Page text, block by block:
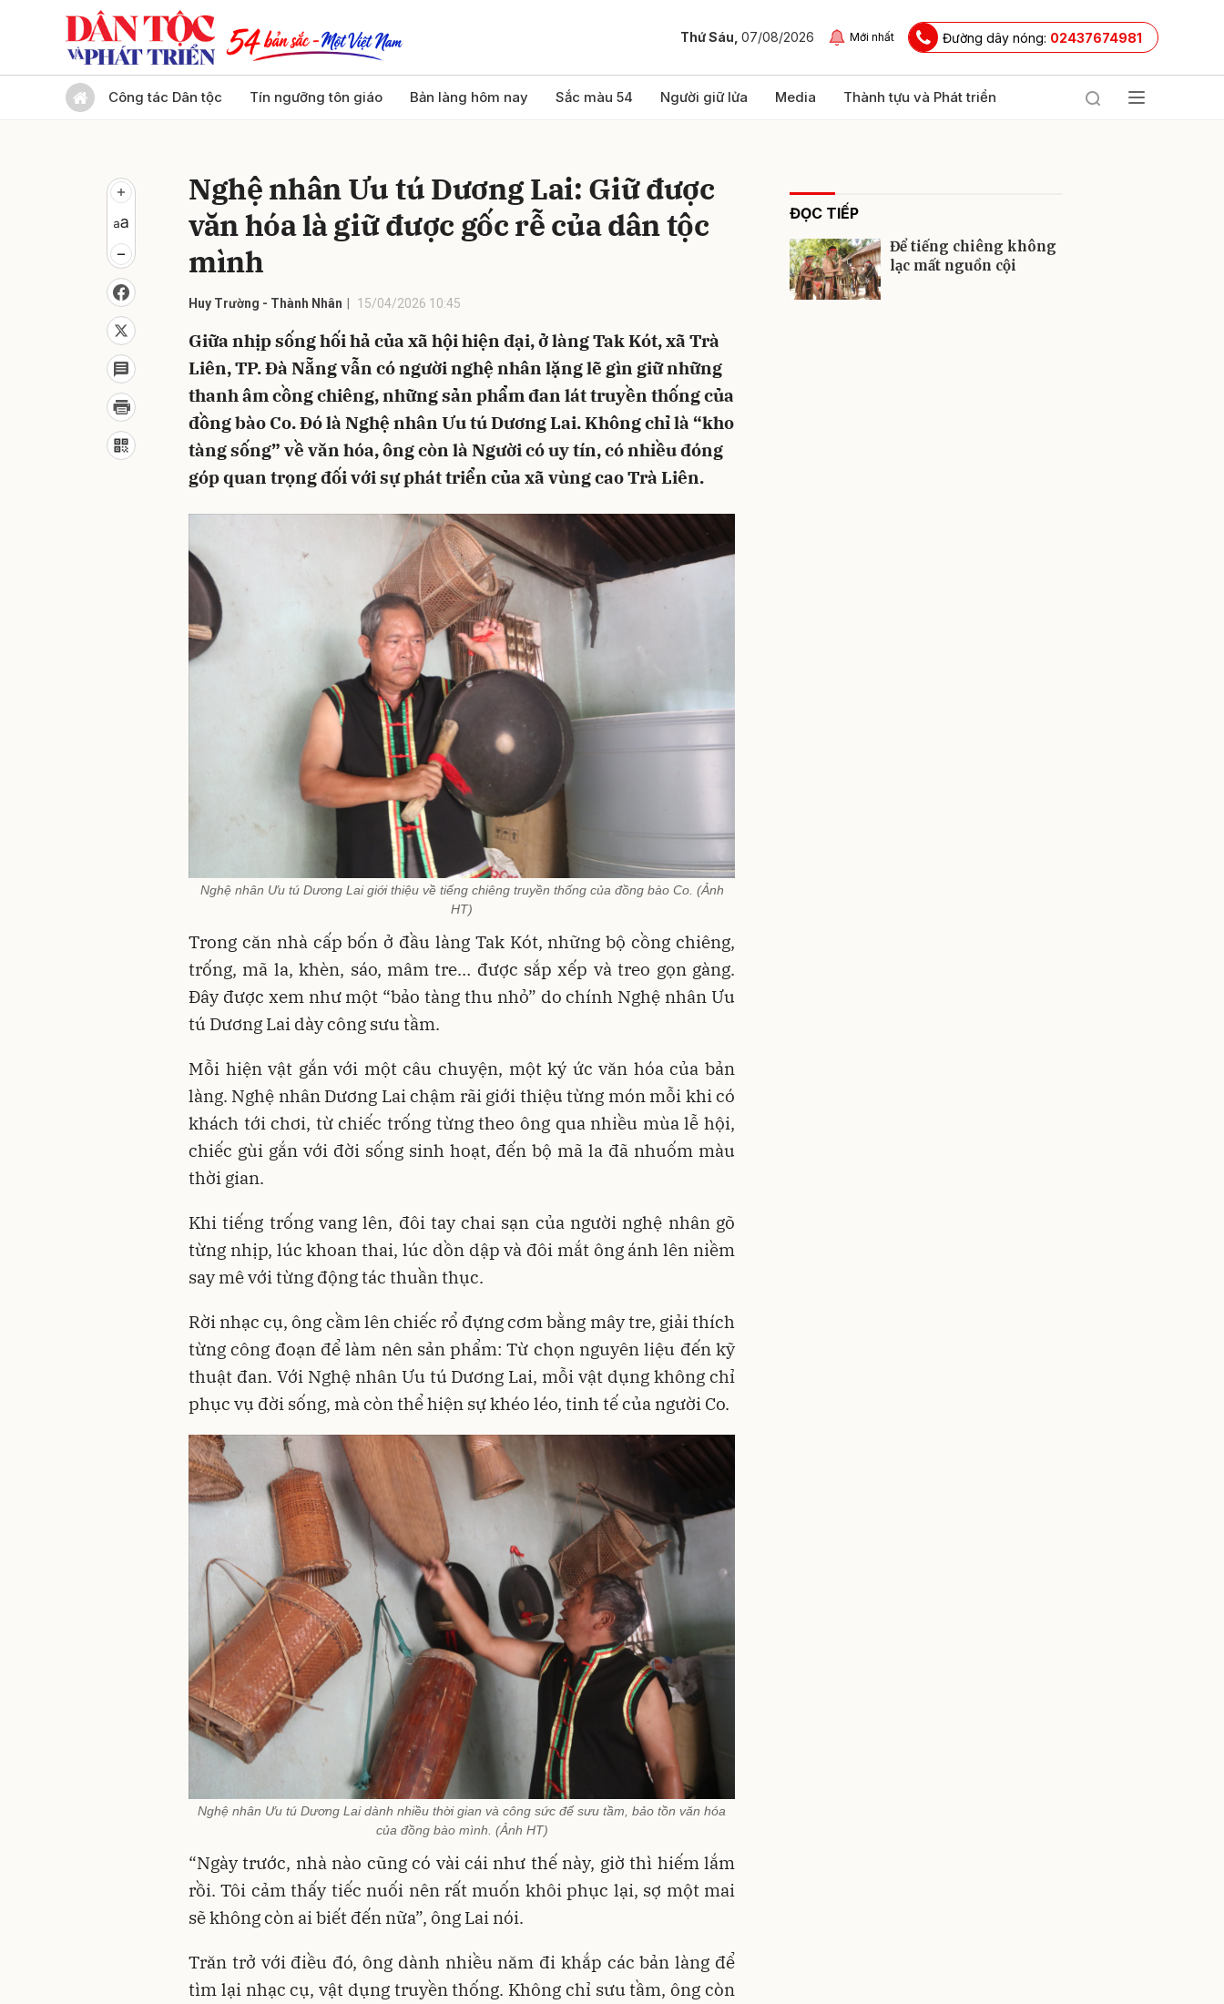
Thứ Sáu, 07/08/2026 Mới nhất Đường dây nóng: 02437674981
Công tác Dân tộc Tín ngưỡng tôn giáo Bản làng hôm nay Sắc màu 54 Người giữ lửa Media Thành tựu và Phát triển
Nghệ nhân Ưu tú Dương Lai: Giữ được
văn hóa là giữ được gốc rễ của dân tộc
mình
Huy Trường - Thành Nhân 15/04/2026 10:45
Giữa nhịp sống hối hả của xã hội hiện đại, ở làng Tak Kót, xã Trà
Liên, TP. Đà Nẵng vẫn có người nghệ nhân lặng lẽ gìn giữ những
thanh âm cồng chiêng, những sản phẩm đan lát truyền thống của
đồng bào Co. Đó là Nghệ nhân Ưu tú Dương Lai. Không chỉ là “kho
tàng sống” về văn hóa, ông còn là Người có uy tín, có nhiều đóng
góp quan trọng đối với sự phát triển của xã vùng cao Trà Liên.
Nghệ nhân Ưu tú Dương Lai giới thiệu về tiếng chiêng truyền thống của đồng bào Co. (Ảnh
HT)
Trong căn nhà cấp bốn ở đầu làng Tak Kót, những bộ cồng chiêng,
trống, mã la, khèn, sáo, mâm tre… được sắp xếp và treo gọn gàng.
Đây được xem như một “bảo tàng thu nhỏ” do chính Nghệ nhân Ưu
tú Dương Lai dày công sưu tầm.
Mỗi hiện vật gắn với một câu chuyện, một ký ức văn hóa của bản
làng. Nghệ nhân Dương Lai chậm rãi giới thiệu từng món mỗi khi có
khách tới chơi, từ chiếc trống từng theo ông qua nhiều mùa lễ hội,
chiếc gùi gắn với đời sống sinh hoạt, đến bộ mã la đã nhuốm màu
thời gian.
Khi tiếng trống vang lên, đôi tay chai sạn của người nghệ nhân gõ
từng nhịp, lúc khoan thai, lúc dồn dập và đôi mắt ông ánh lên niềm
say mê với từng động tác thuần thục.
Rời nhạc cụ, ông cầm lên chiếc rổ đựng cơm bằng mây tre, giải thích
từng công đoạn để làm nên sản phẩm: Từ chọn nguyên liệu đến kỹ
thuật đan. Với Nghệ nhân Ưu tú Dương Lai, mỗi vật dụng không chỉ
phục vụ đời sống, mà còn thể hiện sự khéo léo, tinh tế của người Co.
Nghệ nhân Ưu tú Dương Lai dành nhiều thời gian và công sức để sưu tầm, bảo tồn văn hóa
của đồng bào mình. (Ảnh HT)
“Ngày trước, nhà nào cũng có vài cái như thế này, giờ thì hiếm lắm
rồi. Tôi cảm thấy tiếc nuối nên rất muốn khôi phục lại, sợ một mai
sẽ không còn ai biết đến nữa”, ông Lai nói.
Trăn trở với điều đó, ông dành nhiều năm đi khắp các bản làng để
tìm lại nhạc cụ, vật dụng truyền thống. Không chỉ sưu tầm, ông còn
ĐỌC TIẾP
Để tiếng chiêng không
lạc mất nguồn cội
Gửi bình luận
Gửi